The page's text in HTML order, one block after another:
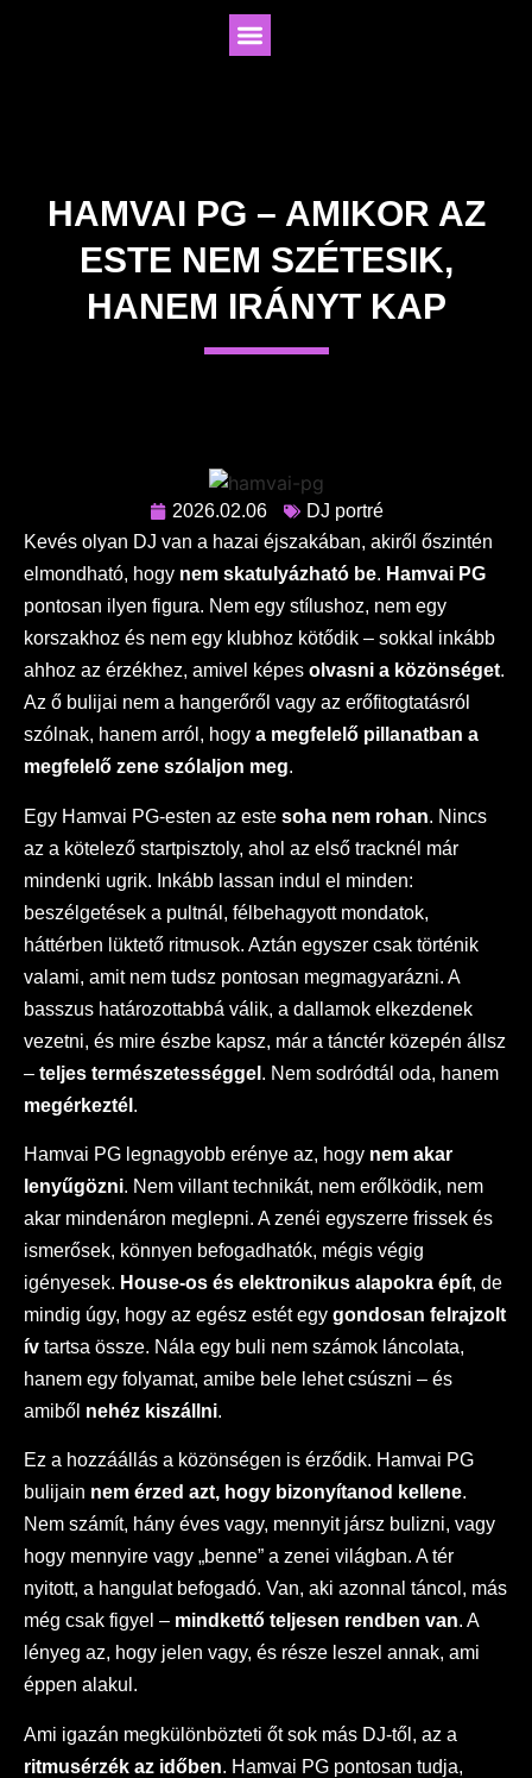
HAMVAI PG – AMIKOR AZ
ESTE NEM SZÉTESIK,
HANEM IRÁNYT KAP
2026.02.06
DJ portré
Kevés olyan DJ van a hazai éjszakában, akiről őszintén
elmondható, hogy nem skatulyázható be. Hamvai PG
pontosan ilyen figura. Nem egy stílushoz, nem egy
korszakhoz és nem egy klubhoz kötődik – sokkal inkább
ahhoz az érzékhez, amivel képes olvasni a közönséget.
Az ő bulijai nem a hangerőről vagy az erőfitogtatásról
szólnak, hanem arról, hogy a megfelelő pillanatban a
megfelelő zene szólaljon meg.
Egy Hamvai PG-esten az este soha nem rohan. Nincs
az a kötelező startpisztoly, ahol az első tracknél már
mindenki ugrik. Inkább lassan indul el minden:
beszélgetések a pultnál, félbehagyott mondatok,
háttérben lüktető ritmusok. Aztán egyszer csak történik
valami, amit nem tudsz pontosan megmagyarázni. A
basszus határozottabbá válik, a dallamok elkezdenek
vezetni, és mire észbe kapsz, már a tánctér közepén állsz
– teljes természetességgel . Nem sodródtál oda, hanem
megérkeztél .
Hamvai PG legnagyobb erénye az, hogy nem akar
lenyűgözni. Nem villant technikát, nem erőlködik, nem
akar mindenáron meglepni. A zenéi egyszerre frissek és
ismerősek, könnyen befogadhatók, mégis végig
igényesek. House-os és elektronikus alapokra épít, de
mindig úgy, hogy az egész estét egy gondosan felrajzolt
ív tartsa össze. Nála egy buli nem számok láncolata,
hanem egy folyamat, amibe bele lehet csúszni – és
amiből nehéz kiszállni.
Ez a hozzáállás a közönségen is érződik. Hamvai PG
bulijain nem érzed azt, hogy bizonyítanod kellene.
Nem számít, hány éves vagy, mennyit jársz bulizni, vagy
hogy mennyire vagy „benne” a zenei világban. A tér
nyitott, a hangulat befogadó. Van, aki azonnal táncol, más
még csak figyel – mindkettő teljesen rendben van. A
lényeg az, hogy jelen vagy, és része leszel annak, ami
éppen alakul.
Ami igazán megkülönbözteti őt sok más DJ-től, az a
ritmusérzék az időben. Hamvai PG pontosan tudja,